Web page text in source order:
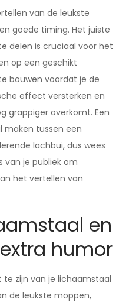
van de leukste
goede timing. Het juiste
delen is cruciaal voor het
op een geschikt
bouwen voordat je de
effect versterken en
grappiger overkomt. Een
maken tussen een
lachbui, dus wees
van je publiek om
het vertellen van
en
humor
te zijn van je lichaamstaal
de leukste moppen,